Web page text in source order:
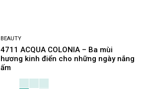
BEAUTY
4711 ACQUA COLONIA – Ba mùi
hương kinh điển cho những ngày nắng
ấm